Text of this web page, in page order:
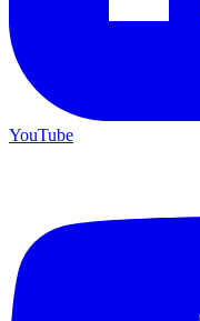
YouTube